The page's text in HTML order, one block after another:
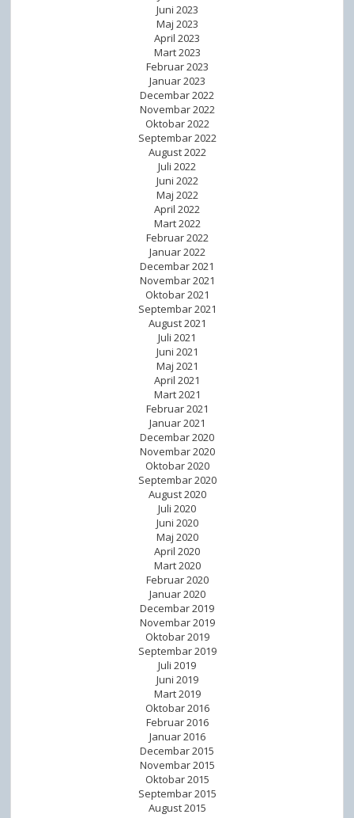
Juni 2023
Maj 2023
April 2023
Mart 2023
Februar 2023
Januar 2023
Decembar 2022
Novembar 2022
Oktobar 2022
Septembar 2022
August 2022
Juli 2022
Juni 2022
Maj 2022
April 2022
Mart 2022
Februar 2022
Januar 2022
Decembar 2021
Novembar 2021
Oktobar 2021
Septembar 2021
August 2021
Juli 2021
Juni 2021
Maj 2021
April 2021
Mart 2021
Februar 2021
Januar 2021
Decembar 2020
Novembar 2020
Oktobar 2020
Septembar 2020
August 2020
Juli 2020
Juni 2020
Maj 2020
April 2020
Mart 2020
Februar 2020
Januar 2020
Decembar 2019
Novembar 2019
Oktobar 2019
Septembar 2019
Juli 2019
Juni 2019
Mart 2019
Oktobar 2016
Februar 2016
Januar 2016
Decembar 2015
Novembar 2015
Oktobar 2015
Septembar 2015
August 2015